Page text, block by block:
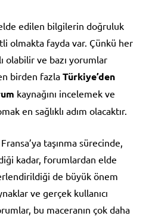
edilen bilgilerin doğruluk
olmakta fayda var. Çünkü her
olabilir ve bazı yorumlar
birden fazla Türkiye’den
kaynağını incelemek ve
en sağlıklı adım olacaktır.
taşınma sürecinde,
kadar, forumlardan elde
de büyük önem
ve gerçek kullanıcı
bu maceranın çok daha